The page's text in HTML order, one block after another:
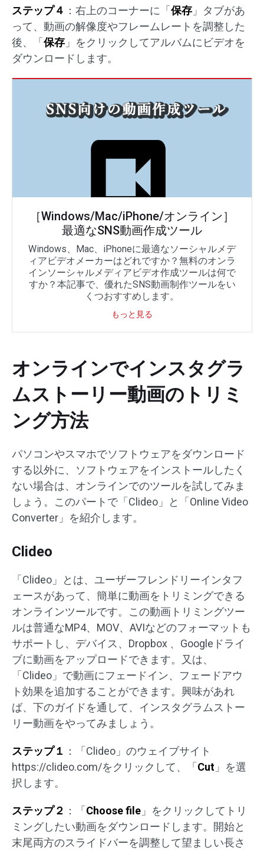
ステップ４ ：右上のコーナーに「 保存 」タブがあ
って、動画の解像度やフレームレートを調整した
後、「 保存 」をクリックしてアルバムにビデオを
ダウンロードします。
［Windows/Mac/iPhone/オンライン］
最適なSNS動画作成ツール
Windows、Mac、iPhoneに最適なソーシャルメデ
ィアビデオメーカーはどれですか？無料のオンラ
インソーシャルメディアビデオ作成ツールは何で
すか？本記事で、優れたSNS動画制作ツールをい
くつおすすめします。
もっと見る
オンラインでインスタグラ
ムストーリー動画のトリミ
ング方法
パソコンやスマホでソフトウェアをダウンロード
する以外に、ソフトウェアをインストールしたく
ない場合は、オンラインでのツールを試してみま
しょう。このパートで「Clideo」と「Online Video
Converter」を紹介します。
Clideo
「Clideo」とは、ユーザーフレンドリーインタフ
ェースがあって、簡単に動画をトリミングできる
オンラインツールです。この動画トリミングツー
ルは普通なMP4、MOV、AVIなどのフォーマットも
サポートし、デバイス、Dropbox 、Googleドライ
ブに動画をアップロードできます。又は、
「Clideo」で動画にフェードイン、フェードアウ
ト効果を追加することができます。興味があれ
ば、下のガイドを通して、インスタグラムストー
リー動画をやってみましょう。
ステップ１ ：「Clideo」のウェイブサイト
https://clideo.com/をクリックして、「 Cut 」を選
択します。
ステップ２ ：「 Choose file 」をクリックしてトリ
ミングしたい動画をダウンロードします。開始と
末尾両方のスライドバーを調整して望ましい長さ